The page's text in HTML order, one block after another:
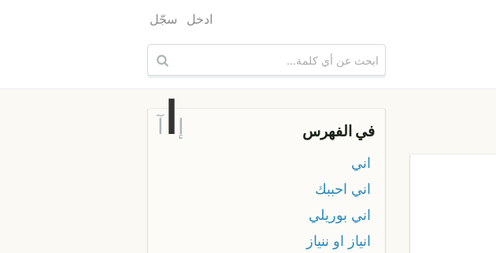
ادخل سجّل
في الفهرس إ آ
اني
اني احببك
اني بوريلي
انياز او ننياز